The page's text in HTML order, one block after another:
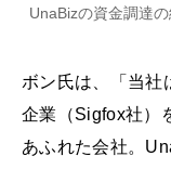
UnaBizの資金調達
ボン氏は、「当社
企業（Sigfox社）
あふれた会社。